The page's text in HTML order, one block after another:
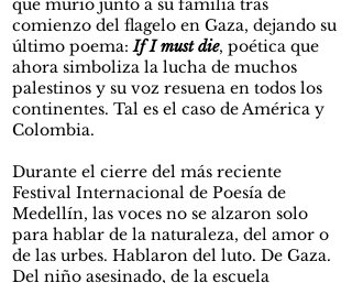
que murió junto a su familia tras
comienzo del flagelo en Gaza, dejando su
último poema:If I must die, poética que
ahora simboliza la lucha de muchos
palestinos y su voz resuena en todos los
continentes. Tal es el caso de América y
Colombia.
Durante el cierre del más reciente
Festival Internacional de Poesía de
Medellín, las voces no se alzaron solo
para hablar de la naturaleza, del amor o
de las urbes. Hablaron del luto. De Gaza.
Del niño asesinado, de la escuela